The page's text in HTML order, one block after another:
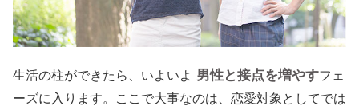
生活の柱ができたら、いよいよ 男性と接点を増やすフェ
ーズに入ります。ここで大事なのは、恋愛対象としてでは